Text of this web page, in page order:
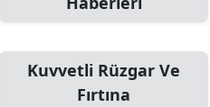
Kuvvetli Rüzgar Ve
Fırtına